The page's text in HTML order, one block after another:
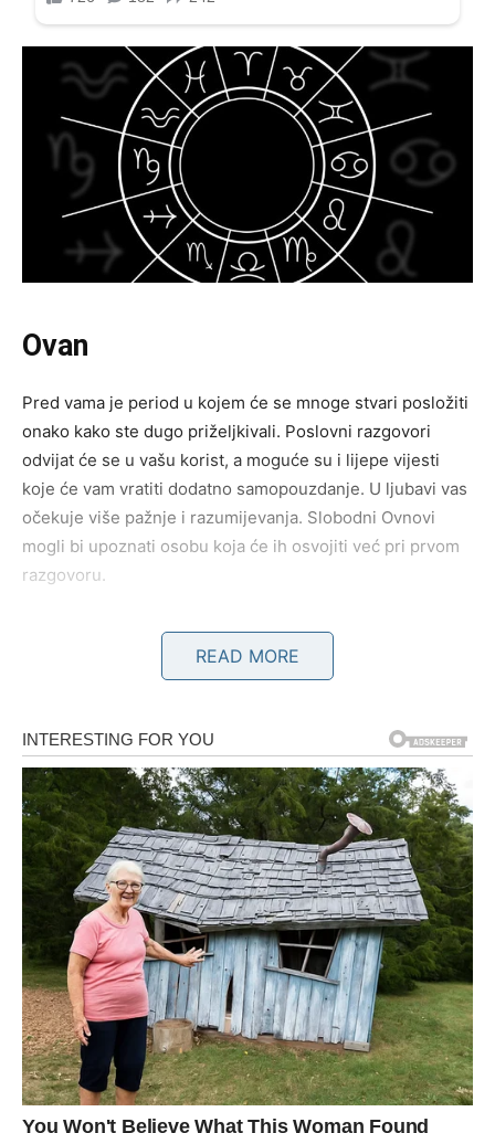
Ovan
Pred vama je period u kojem će se mnoge stvari posložiti
onako kako ste dugo priželjkivali. Poslovni razgovori
odvijat će se u vašu korist, a moguće su i lijepe vijesti
koje će vam vratiti dodatno samopouzdanje. U ljubavi vas
očekuje više pažnje i razumijevanja. Slobodni Ovnovi
mogli bi upoznati osobu koja će ih osvojiti već pri prvom
razgovoru.
zadovoljstvo. Finansijska situacija postaje stabilnija, a
jedna prilika mogla bi vam omogućiti da ostvarite plan koji
dugo odgađate. U ljubavi dolazi više topline i zajedničkih
trenutaka s partnerom. Slobodni Bikovi imaju velike
izglede za novo poznanstvo.
Blizanci
Vi ćete biti prijatno iznenađeni viješću koja stiže potpuno
neočekivano. Moguće je da će vam se otvoriti poslovna
prilika ili da ćete dobiti odgovor koji čekate već duže
vrijeme. Ljubavni život također donosi mnogo lijepih
emocija. Jedan susret mogao bi obilježiti naredni period
READ MORE